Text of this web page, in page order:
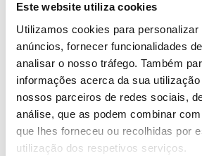
Este website utiliza cookies
Utilizamos cookies para personalizar
anúncios, fornecer funcionalidades
analisar o nosso tráfego. Também
informações acerca da sua
nossos parceiros de redes sociais,
análise, que as podem combinar
que lhes forneceu ou recolhidas por
utilização dos respetivos serviços.